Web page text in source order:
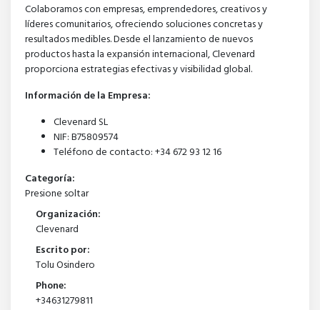
Colaboramos con empresas, emprendedores, creativos y
líderes comunitarios, ofreciendo soluciones concretas y
resultados medibles. Desde el lanzamiento de nuevos
productos hasta la expansión internacional, Clevenard
proporciona estrategias efectivas y visibilidad global.
Información de la Empresa:
Clevenard SL
NIF: B75809574
Teléfono de contacto: +34 672 93 12 16
Categoría:
Presione soltar
Organización:
Clevenard
Escrito por:
Tolu Osindero
Phone:
+34631279811